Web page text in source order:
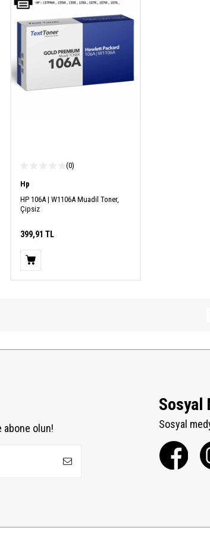
(0)
Hp
HP 106A | W1106A Muadil Toner,
Çipsiz
399,91 TL
abone olun!
Sosyal
Sosyal